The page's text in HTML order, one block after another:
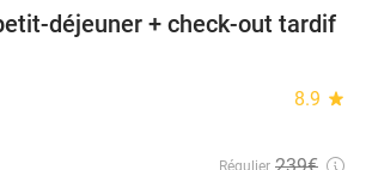
50%
déjeuner + check-out tardif
8.9 star
Régulier